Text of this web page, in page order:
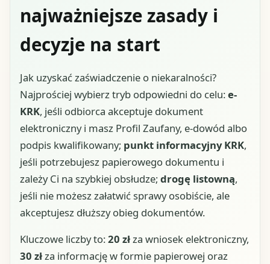
najważniejsze zasady i
decyzje na start
Jak uzyskać zaświadczenie o niekaralności?
Najprościej wybierz tryb odpowiedni do celu:e-
KRK, jeśli odbiorca akceptuje dokument
elektroniczny i masz Profil Zaufany, e-dowód albo
podpis kwalifikowany; punkt informacyjny KRK,
jeśli potrzebujesz papierowego dokumentu i
zależy Ci na szybkiej obsłudze;drogę listowną,
jeśli nie możesz załatwić sprawy osobiście, ale
akceptujesz dłuższy obieg dokumentów.
Kluczowe liczby to:20 złza wniosek elektroniczny,
30 złza informację w formie papierowej oraz